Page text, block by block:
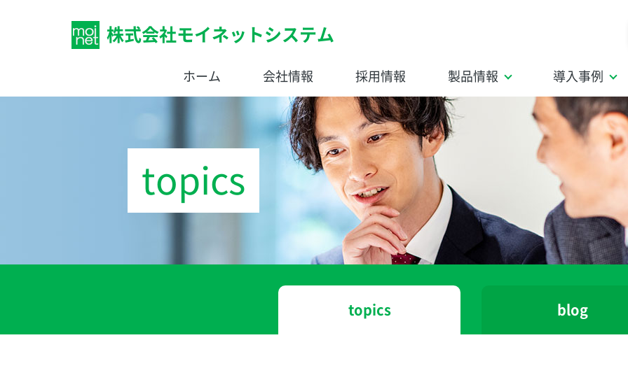
株式会社モイネットシステム
ホーム 会社情報 採用情報 製品情報 導入事例
topics
topics blog